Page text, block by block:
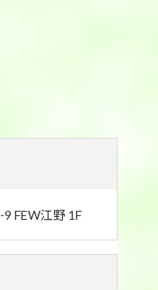
FEW江野 1F